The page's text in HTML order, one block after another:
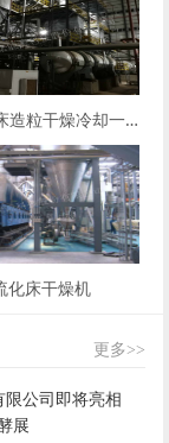
连续式流化床造粒干燥冷却一体机
化床干燥机
更多>>
公司即将亮相
展